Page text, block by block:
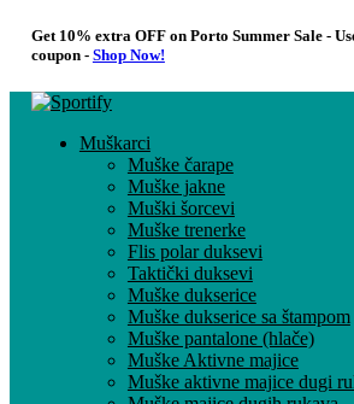
Get 10% extra OFF on Porto Summer Sale -
coupon - Shop Now!
Muškarci
Muške čarape
Muške jakne
Muški šorcevi
Muške trenerke
Flis polar duksevi
Taktički duksevi
Muške dukserice
Muške dukserice sa štampom
Muške pantalone (hlače)
Muške Aktivne majice
Muške aktivne majice dugi